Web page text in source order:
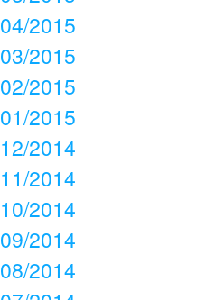
04/2015
03/2015
02/2015
01/2015
12/2014
11/2014
10/2014
09/2014
08/2014